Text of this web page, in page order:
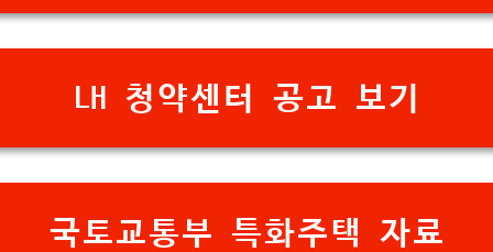
LH 청약센터 공고 보기
국토교통부 특화주택 자료